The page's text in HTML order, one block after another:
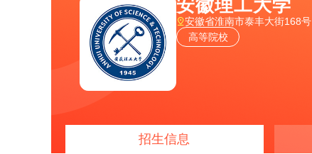
安徽理工大学
安徽省淮南市泰丰大街168号
高等院校
招生信息